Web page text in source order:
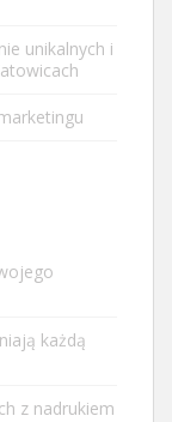
unikalnych i
każdą
z nadrukiem